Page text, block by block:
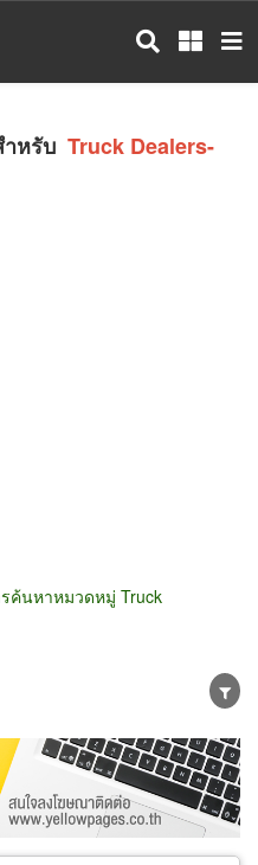
หรับ Truck Dealers-
ค้นหาหมวดหมู่ Truck
ลิต
ตัวแทนจัดจำหน่าย
าร